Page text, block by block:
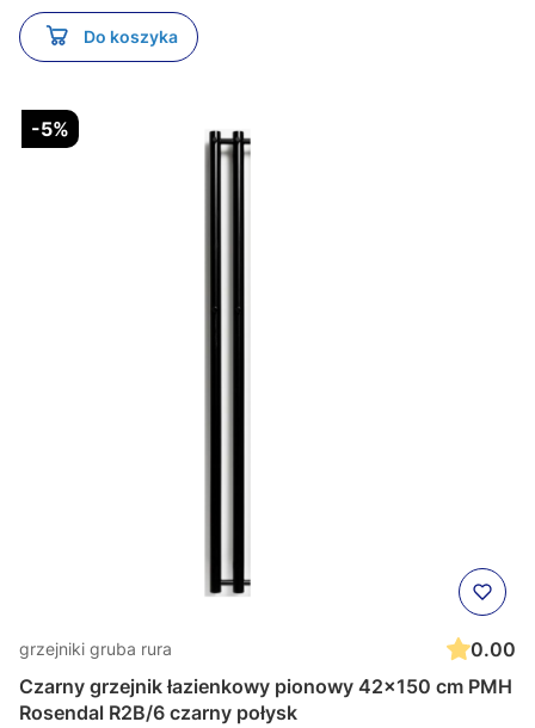
Do koszyka
-5%
grzejniki gruba rura
0.00
Czarny grzejnik łazienkowy pionowy 42x150 cm PMH
Rosendal R2B/6 czarny połysk